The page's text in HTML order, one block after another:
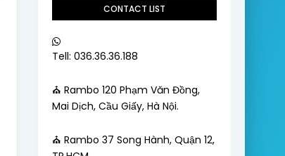
CONTACT LIST
Tell: 036.36.36.188
⛪ Rambo 120 Phạm Văn Đồng,
Mai Dịch, Cầu Giấy, Hà Nội.
⛪ Rambo 37 Song Hành, Quận 12,